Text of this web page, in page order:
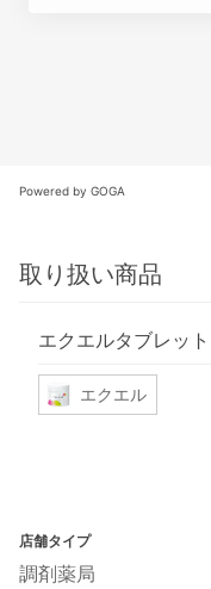
Powered by GOGA
取り扱い商品
エクエルタブレット
エクエル
店舗タイプ
調剤薬局